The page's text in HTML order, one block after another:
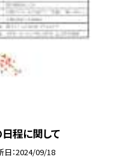
程に関して
日 2024/09/18